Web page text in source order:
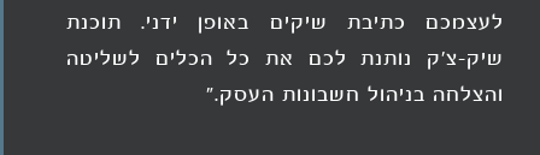
לעצמכם כתיבת שיקים באופן ידני. תוכנת
שיק-צ'ק נותנת לכם את כל הכלים לשליטה
והצלחה בניהול חשבונות העסק."